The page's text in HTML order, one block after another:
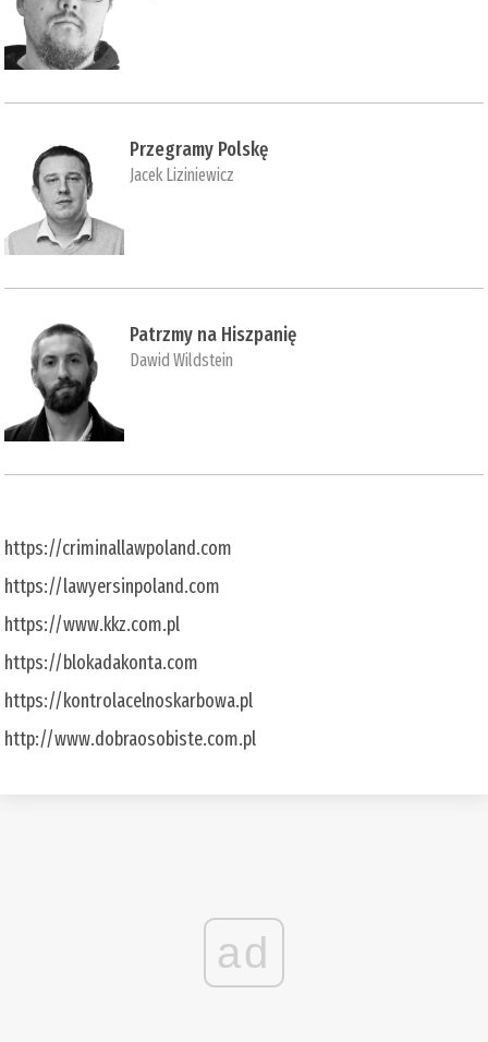
Przegramy Polskę
Jacek Liziniewicz
Patrzmy na Hiszpanię
Dawid Wildstein
https://criminallawpoland.com
https://lawyersinpoland.com
https://www.kkz.com.pl
https://blokadakonta.com
https://kontrolacelnoskarbowa.pl
http://www.dobraosobiste.com.pl
ad